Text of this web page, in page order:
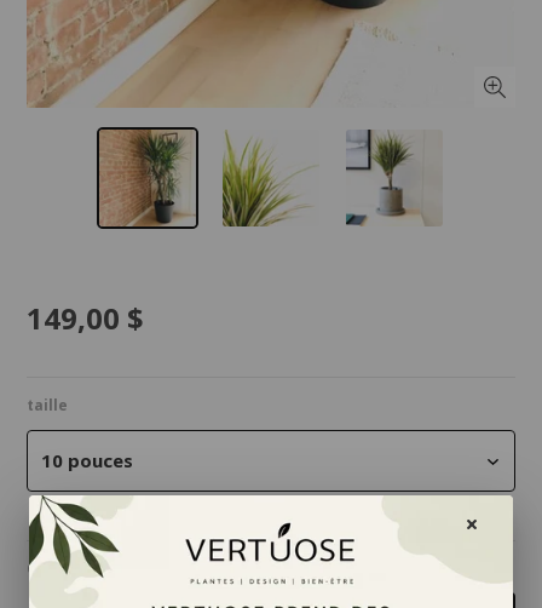
149,00 $
taille
10 pouces
Quantité